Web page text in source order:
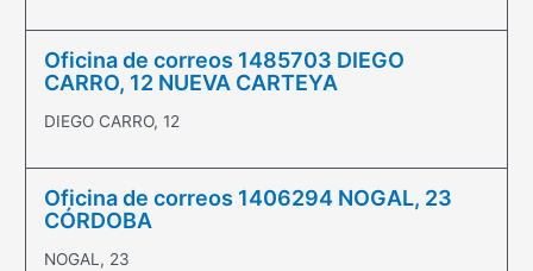
Oficina de correos 1485703 DIEGO
CARRO, 12 NUEVA CARTEYA
DIEGO CARRO, 12
Oficina de correos 1406294 NOGAL, 23
CÓRDOBA
NOGAL, 23